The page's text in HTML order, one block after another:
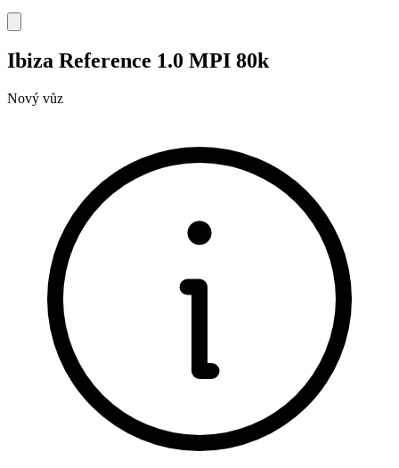
Ibiza Reference 1.0 MPI 80k
Nový vůz